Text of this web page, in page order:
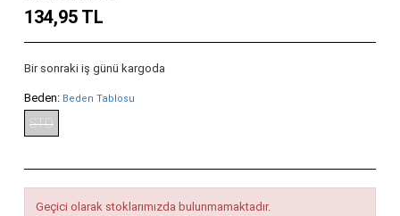
134,95 TL
Bir sonraki iş günü kargoda
Beden: Beden Tablosu
STD
Geçici olarak stoklarımızda bulunmamaktadır.